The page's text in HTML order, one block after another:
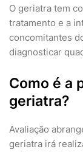
O geriatra tem
tratamento e a
concomitantes
diagnosticar
Como é a
geriatra?
Avaliação
geriatra irá